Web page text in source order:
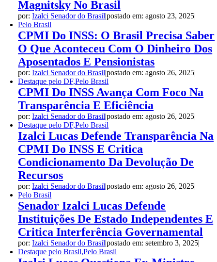
Magnitsky No Brasil
por:Izalci Senador do Brasil|postado em: agosto 23, 2025|
Pelo Brasil
CPMI Do INSS: O Brasil Precisa Saber
O Que Aconteceu Com O Dinheiro Dos
Aposentados E Pensionistas
por:Izalci Senador do Brasil|postado em: agosto 26, 2025|
Destaque pelo DF,Pelo Brasil
CPMI Do INSS Avança Com Foco Na
Transparência E Eficiência
por:Izalci Senador do Brasil|postado em: agosto 26, 2025|
Destaque pelo DF,Pelo Brasil
Izalci Lucas Defende Transparência Na
CPMI Do INSS E Critica
Condicionamento Da Devolução De
Recursos
por:Izalci Senador do Brasil|postado em: agosto 26, 2025|
Pelo Brasil
Senador Izalci Lucas Defende
Instituições De Estado Independentes E
Critica Interferência Governamental
por:Izalci Senador do Brasil|postado em: setembro 3, 2025|
Destaque pelo Brasil,Pelo Brasil